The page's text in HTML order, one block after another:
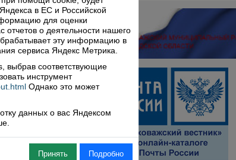
в ЕС и Российской
для оценки
отчетов о деятельности нашего
эту информацию в
сервиса Яндекс Метрика.
выбрав соответствующие
инструмент
Однако это может
данных о вас Яндексом
Принять Подробно